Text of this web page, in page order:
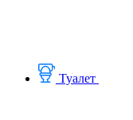
Туалет